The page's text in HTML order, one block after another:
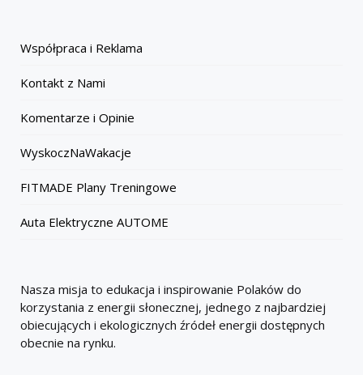
Współpraca i Reklama
Kontakt z Nami
Komentarze i Opinie
WyskoczNaWakacje
FITMADE Plany Treningowe
Auta Elektryczne AUTOME
Nasza misja to edukacja i inspirowanie Polaków do
korzystania z energii słonecznej, jednego z najbardziej
obiecujących i ekologicznych źródeł energii dostępnych
obecnie na rynku.